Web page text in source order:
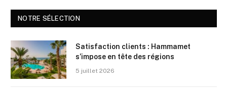
NOTRE SÉLECTION
Satisfaction clients : Hammamet
s’impose en tête des régions
5 juillet 2026